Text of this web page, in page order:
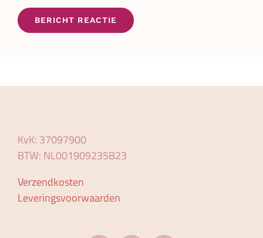
KvK: 37097900
BTW: NL001909235B23
Verzendkosten
Leveringsvoorwaarden